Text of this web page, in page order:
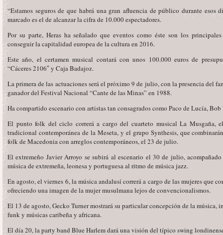
“Estamos seguros de que habrá una gran afluencia de público durante esos
marcado es el de alcanzar la cifra de 10.000 espectadores.
Por su parte, Heras ha señalado que eventos como éste son los
conseguir la capitalidad europea de la cultura en 2016.
Este año, el certamen musical contará con unos 100.000 euros de
“Cáceres 2106″ y Caja Badajoz.
La primera de las actuaciones será el próximo 9 de julio, con la presencia del
ganador del Festival Nacional “Cante de las Minas” en 1988.
Ha compartido escenario con artistas tan consagrados como Paco de Lucía,
El punto folk del ciclo correrá a cargo del cuarteto musical La Musgaña,
tradicional contemporánea de la Meseta, y el grupo Synthesis, que
folk de Macedonia con arreglos contemporáneos, el 23 de julio.
El extremeño Javier Arroyo se subirá al escenario el 30 de julio,
música de extremeña, leonesa y portuguesa al ritmo de música jazz.
En agosto, el viernes 6, la música andalusí correrá a cargo de las mujeres que
ofreciendo una imagen de la mujer musulmana lejos de convencionalismos.
El 13 de agosto, Gecko Turner mostrará su particular concepción de la música,
funk y músicas caribeña y africana.
El día 20, la party band Blue Harlem dará una visión del típico swing